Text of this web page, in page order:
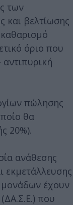
των
και βελτίωσης
όριο που
αντιπυρική
πώλησης
θα
20%).
ανάθεσης
εκμετάλλευσης
μονάδων έχουν
(ΔΑ.Σ.Ε.) που